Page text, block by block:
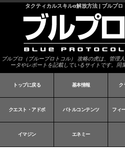
タクティカルスキルα解放方法 | ブルプ
ブルプロ（ブループロトコル） 攻略の虎は、管理
ータやレポートを記載しているサイトです。同
トップに戻る 基本情報 ク
クエスト・アドボ バトルコンテンツ フィ
イマジン エネミー